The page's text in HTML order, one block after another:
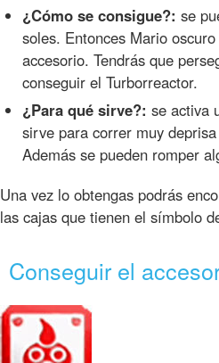
¿Cómo se consigue?: se
soles. Entonces Mario
accesorio. Tendrás que
conseguir el Turborreactor.
¿Para qué sirve?: se activa
sirve para correr muy
Además se pueden romper
Una vez lo obtengas podrás
las cajas que tienen el símbolo
Conseguir el